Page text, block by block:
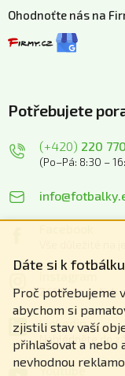
Dáte si k
Proč potřebujeme
abychom si
zjistili stav vaší
přihlašovat a nebo
nevhodnou
Ohodnoťte nás na
Potřebujete
(+420) 220
(Po–Pá: 8:30 –
Zážitky z našich
Linkedin
Nahlédněte do
Youtube